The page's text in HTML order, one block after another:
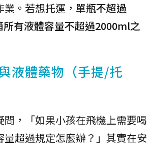
。若想托運， 單瓶不超過
有液體容量不超過2000ml之
液體藥物（手提/托
問，「如果小孩在飛機上需要喝
量超過規定怎麼辦？」其實在安